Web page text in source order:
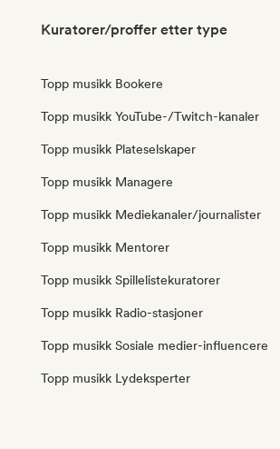
Kuratorer/proffer etter type
Topp musikk Bookere
Topp musikk YouTube-/Twitch-kanaler
Topp musikk Plateselskaper
Topp musikk Managere
Topp musikk Mediekanaler/journalister
Topp musikk Mentorer
Topp musikk Spillelistekuratorer
Topp musikk Radio-stasjoner
Topp musikk Sosiale medier-influencere
Topp musikk Lydeksperter